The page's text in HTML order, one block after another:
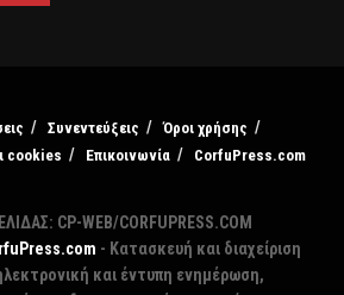
Συνεντεύξεις
Όροι χρήσης
cookies
Επικοινωνία CorfuPress.com
CP-WEB/CORFUPRESS.COM
- Κατασκευή και διαχείριση
και έντυπη ενημέρωση,